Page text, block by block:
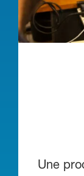
Une